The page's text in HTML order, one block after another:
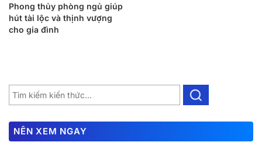
Phong thủy phòng ngủ giúp
hút tài lộc và thịnh vượng
cho gia đình
NÊN XEM NGAY